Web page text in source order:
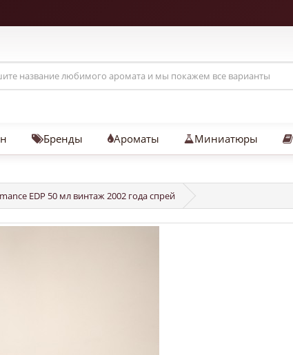
Бренды Ароматы Миниатюры
EDP 50 мл винтаж 2002 года спрей